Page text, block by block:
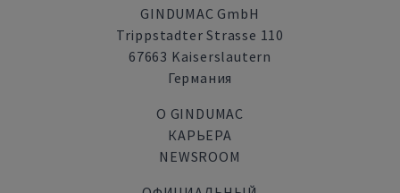
GINDUMAC GmbH
Trippstadter Strasse 110
67663 Kaiserslautern
Германия
О GINDUMAC
КАРЬЕРА
NEWSROOM